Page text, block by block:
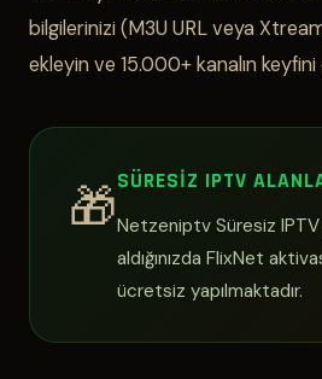
bilgilerinizi (M3U URL veya
ekleyin ve 15.000+ kanalın keyfini
🎁SÜRESIZ IPTV
Netzeniptv Süresiz IPTV
aldığınızda FlixNet
ücretsiz yapılmaktadır.